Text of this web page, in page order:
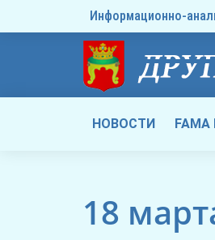
Информационно-
НОВОСТИ FAMA
18